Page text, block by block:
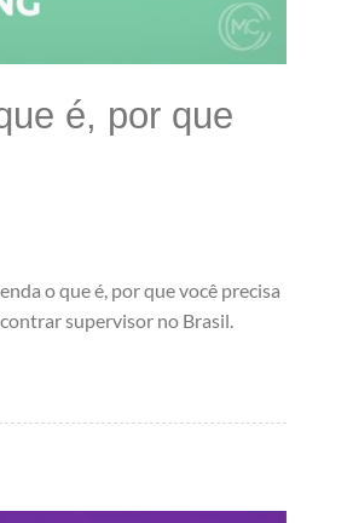
é, por que
o que é, por que você precisa
supervisor no Brasil.